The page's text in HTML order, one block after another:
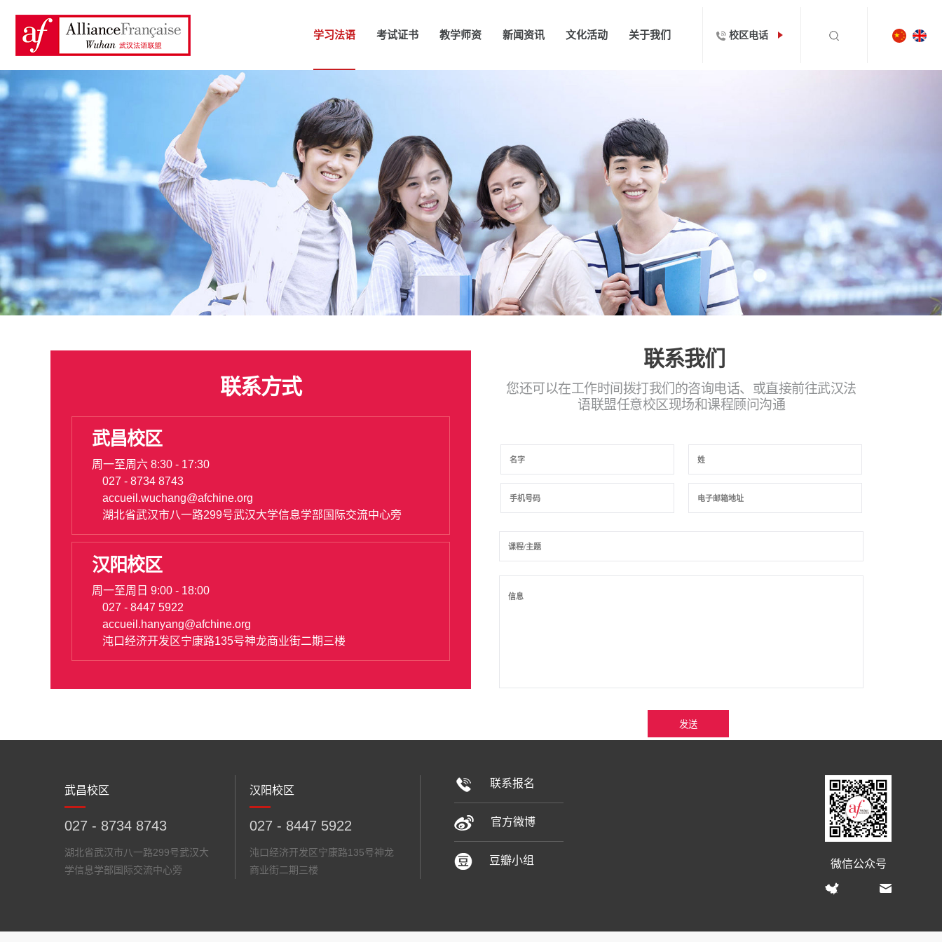
校区电话
学习法语 考试证书 教学师资 新闻资讯 文化活动 关于我们
联系方式
武昌校区
周一至周六 8:30 - 17:30
027 - 8734 8743
accueil.wuchang@afchine.org
湖北省武汉市八一路299号武汉大学信息学部国际交流中心旁
汉阳校区
周一至周日 9:00 - 18:00
027 - 8447 5922
accueil.hanyang@afchine.org
沌口经济开发区宁康路135号神龙商业街二期三楼
联系我们
您还可以在工作时间拨打我们的咨询电话、或直接前往武汉法
语联盟任意校区现场和课程顾问沟通
发送
武昌校区
027 - 8734 8743
湖北省武汉市八一路299号武汉大
学信息学部国际交流中心旁
汉阳校区
027 - 8447 5922
沌口经济开发区宁康路135号神龙
商业街二期三楼
联系报名
官方微博
豆瓣小组 微信公众号